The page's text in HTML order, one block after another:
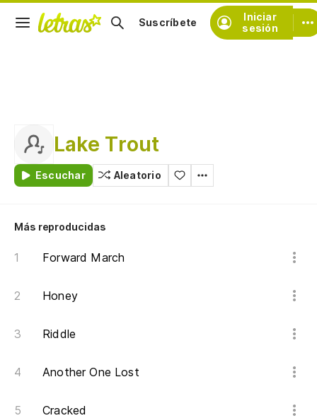
Iniciar
sesión
Suscríbete
Lake Trout
Escuchar Aleatorio
Más reproducidas
Forward March
Honey
Riddle
Another One Lost
Cracked